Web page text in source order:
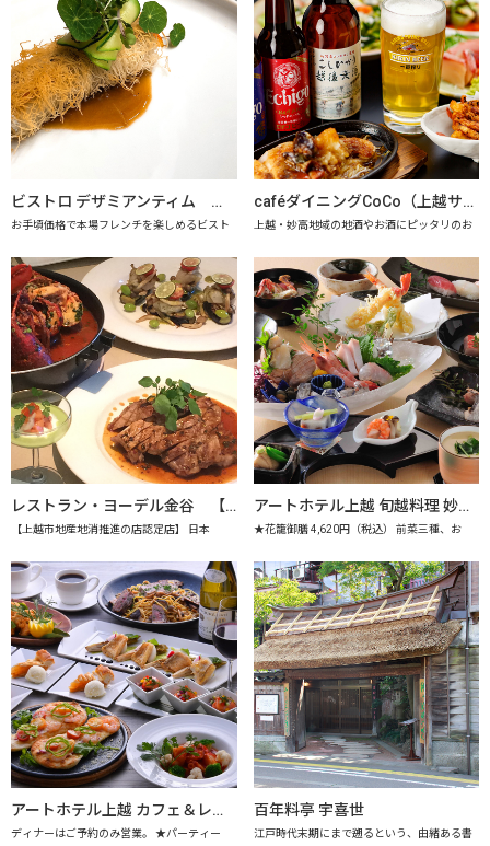
ビストロ デザミアンティム 【上越市地産地消推進の店認定店】
お手頃価格で本場フレンチを楽しめるビスト
caféダイニングCoCo（上越サンプラザホテル） 【上越市地産地消推進の店認定店】
上越・妙高地域の地酒やお酒にピッタリのお
レストラン・ヨーデル金谷 【上越市地産地消推進の店認定店】
【上越市地産地消推進の店認定店】 日本
アートホテル上越 旬越料理 妙高 【上越市地産地消推進の店認定店】
★花籠御膳 4,620円（税込） 前菜三種、お
アートホテル上越 カフェ＆レストラン アレーグロ
ディナーはご予約のみ営業。 ★パーティー
百年料亭 宇喜世
江戸時代末期にまで遡るという、由緒ある書